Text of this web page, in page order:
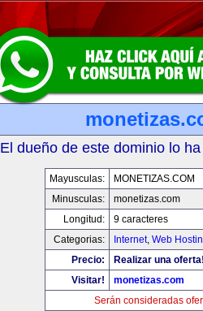
El dueño de este dominio lo
Mayusculas:
MONETIZAS.COM
Minusculas:
monetizas.com
Longitud:
9 caracteres
Categorias:
Internet, Web
Precio:
Realizar una
Visitar!
monetizas.com
Serán consideradas